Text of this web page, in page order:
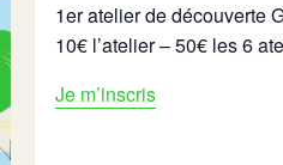
1er atelier de découverte
10€ l’atelier – 50€ les 6
Je m’inscris